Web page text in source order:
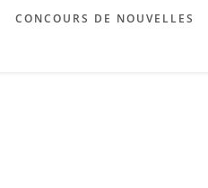
CONCOURS DE NOUVELLES